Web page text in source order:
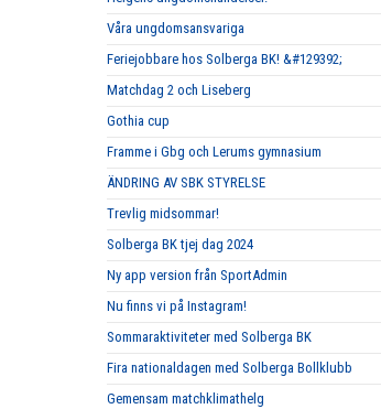
Våra ungdomsansvariga
Feriejobbare hos Solberga BK! &#129392;
Matchdag 2 och Liseberg
Gothia cup
Framme i Gbg och Lerums gymnasium
ÄNDRING AV SBK STYRELSE
Trevlig midsommar!
Solberga BK tjej dag 2024
Ny app version från SportAdmin
Nu finns vi på Instagram!
Sommaraktiviteter med Solberga BK
Fira nationaldagen med Solberga Bollklubb
Gemensam matchklimathelg